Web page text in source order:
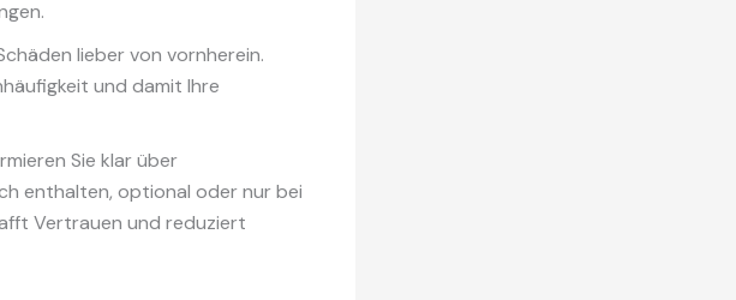
lieber von vornherein.
und damit Ihre
Sie klar über
enthalten, optional oder nur bei
Vertrauen und reduziert